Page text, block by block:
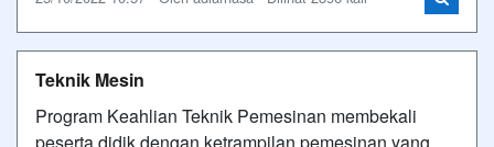
Teknik Mesin
Program Keahlian Teknik Pemesinan membekali